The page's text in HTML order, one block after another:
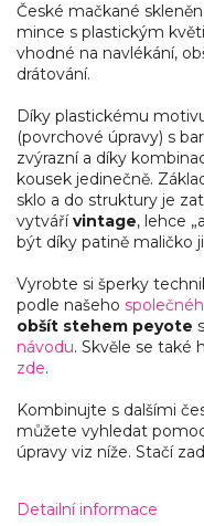
České mačkané
mince s plastickým
vhodné na navlékání,
drátování.
Díky plastickému
(povrchové úpravy) s
zvýrazní a díky
kousek jedinečně.
sklo a do struktury je
vytvářívintage, lehce
být díky patině maličko
Vyrobte si šperky
podle našeho
obšít stehem peyote
návodu. Skvěle se také
zde.
Kombinujte s dalšími
můžete vyhledat
úpravy viz níže. Stačí
Detailní informace